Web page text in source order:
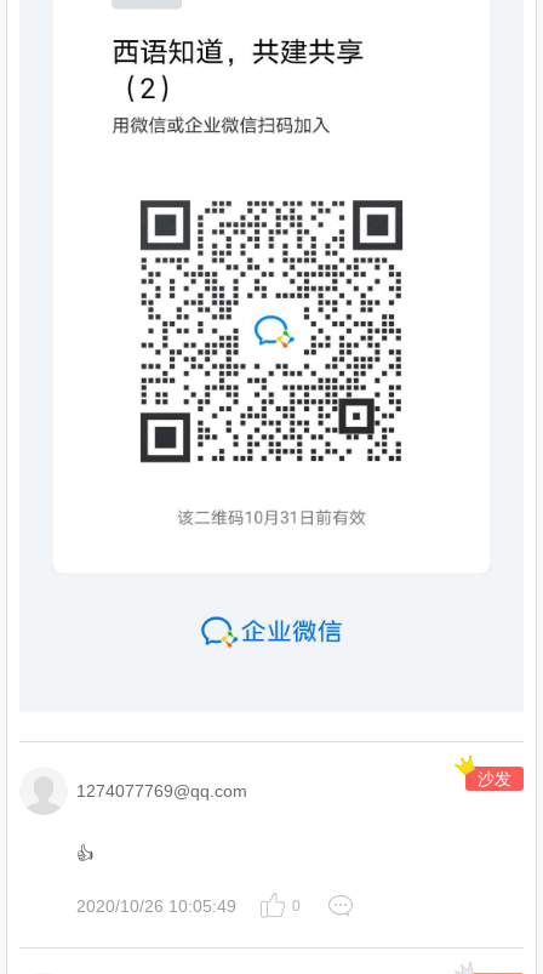
1274077769@qq.com
沙发
👍
2020/10/26 10:05:49 0